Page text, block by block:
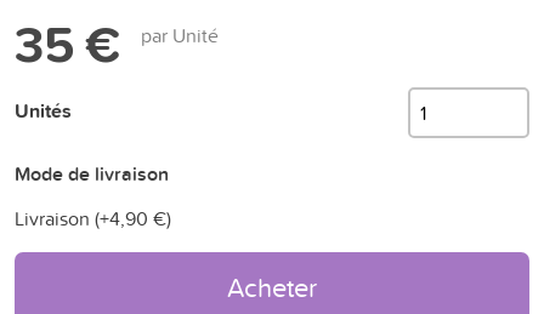
35 € par Unité
Unités
Mode de livraison
Livraison (+4,90 €)
Acheter